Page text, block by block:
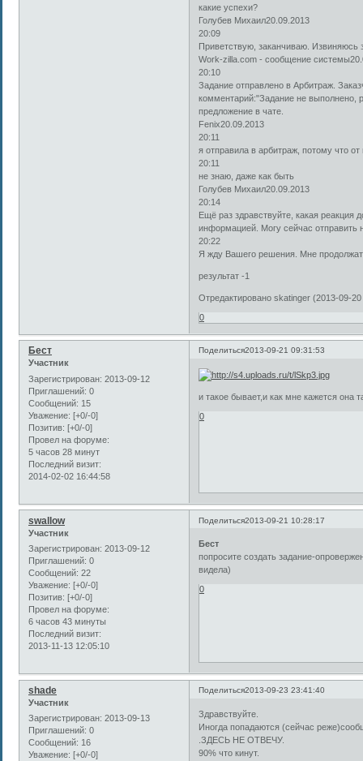
какие успехи?
Голубев Михаил20.09.2013
20:09
Приветствую, заканчиваю. Извиняюсь
Work-zilla.com - сообщение
20:10
Задание отправлено в Арбитраж.
комментарий:"Задание не выполнено,
предложение в чате.
Fenix20.09.2013
20:11
я отправила в арбитраж, потому что от
20:11
не знаю, даже как быть
Голубев Михаил20.09.2013
20:14
Ещё раз здравствуйте, какая реакция
информацией. Могу сейчас отправить
20:22
Я жду Вашего решения. Мне
результат -1
Отредактировано skatinger (2013-09-
0
Поделиться2013-09-21 09:31:53
Бест
Участник
Зарегистрирован: 2013-09-12
Приглашений: 0
Сообщений: 15
Уважение: [+0/-0]
Позитив: [+0/-0]
Провел на форуме:
5 часов 28 минут
Последний визит:
2014-02-02 16:44:58
и такое бывает,и как мне кажется она
0
Поделиться2013-09-21 10:28:17
swallow
Участник
Зарегистрирован: 2013-09-12
Приглашений: 0
Сообщений: 22
Уважение: [+0/-0]
Позитив: [+0/-0]
Провел на форуме:
6 часов 43 минуты
Последний визит:
2013-11-13 12:05:10
Бест
попросите создать задание-
видела)
0
Поделиться2013-09-23 23:41:40
shade
Участник
Зарегистрирован: 2013-09-13
Приглашений: 0
Сообщений: 16
Уважение: [+0/-0]
Здравствуйте.
Иногда попадаются (сейчас
.ЗДЕСЬ НЕ ОТВЕЧУ.
90% что кинут.